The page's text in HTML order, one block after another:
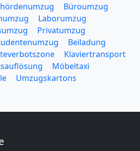
Büroumzug
Laborumzug
Privatumzug
Beiladung
Klaviertransport
Möbeltaxi
Umzugskartons